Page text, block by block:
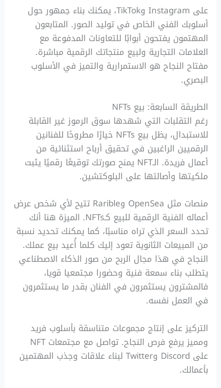
على Instagram وTikTok، يمكنك بناء جمهور حول
أسلوبك الفني الخاص في توليد الصور. المتابعون
المهتمون يفتحون أبوابًا للتعاونات المدفوعة مع
العلامات التجارية ولبيع منتجاتك الرقمية مباشرة.
مفتاح النجاح هو الاستمرارية والتميز في الأسلوب
البصري.
الطريقة السابعة: بيع NFTs
رغم التقلبات التي شهدها سوق الرموز غير القابلة
للاستبدال، يظل بيع NFTs خيارًا مطروحًا للفنانين
الرقميين الراغبين في تحقيق أرباح استثنائية من
أعمال فريدة. الـNFT يمنح صورتك توقيعًا رقميًا يثبت
ملكيتها وأصالتها على البلوكتشين.
منصات مثل OpenSea وRarible تتيح لأي شخص عرض
أعماله الفنية الرقمية للبيع كـNFTs. الميزة هنا أنك
تحدد السعر الذي تراه مناسبًا، كما يمكنك تحديد نسبة
من المبيعات الثانوية تعود إليك كلما أُعيد بيع عملك.
النجاح في هذا مجال الربح من صور الذكاء الاصطناعي
يتطلب بناء سمعة فنية وحضورا مجتمعيا قويا،
فالمشترون يستثمرون في الفنان بقدر ما يستثمرون
في العمل نفسه.
التركيز على إنتاج مجموعات متناسقة بأسلوب فريد
ومميز يرفع فرص النجاح. تواصل مع مجتمعات NFT
على Discord وTwitter لبناء علاقات وجذب المهتمين
بأعمالك.